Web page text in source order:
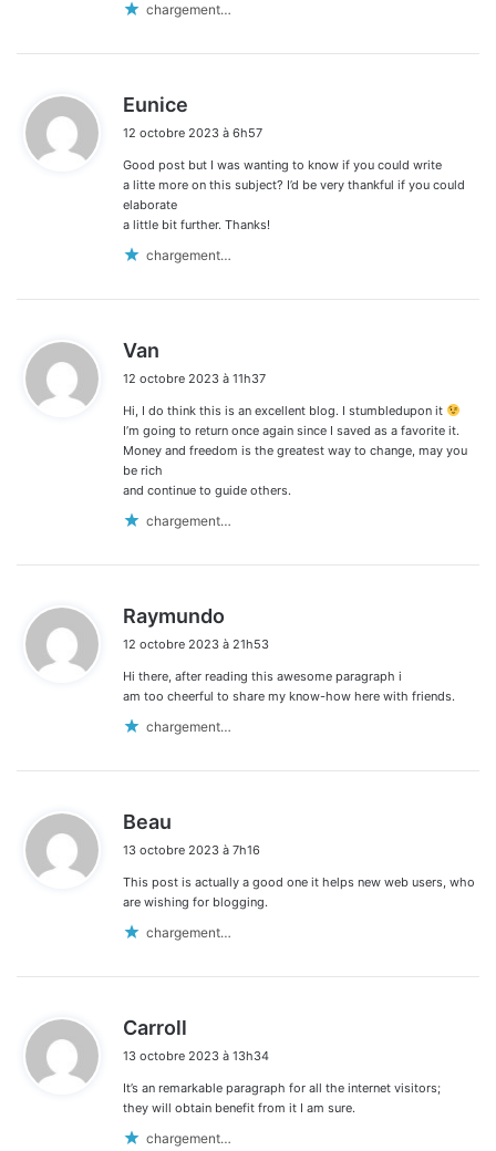
chargement…
Eunice
t
12 octobre 2023 à 6h57
Good post but I was wanting to know if you could write
a litte more on this subject? I’d be very thankful if you could
elaborate
a little bit further. Thanks!
chargement…
Van
t
:
12 octobre 2023 à 11h37
Hi, I do think this is an excellent blog. I stumbledupon it
I’m going to return once again since I saved as a favorite it.
Money and freedom is the greatest way to change, may you
be rich
and continue to guide others.
chargement…
Raymundo
t
:
12 octobre 2023 à 21h53
Hi there, after reading this awesome paragraph i
am too cheerful to share my know-how here with friends.
chargement…
Beau
t
:
13 octobre 2023 à 7h16
This post is actually a good one it helps new web users, who
are wishing for blogging.
chargement…
Carroll
t
:
13 octobre 2023 à 13h34
It’s an remarkable paragraph for all the internet visitors;
they will obtain benefit from it I am sure.
chargement…